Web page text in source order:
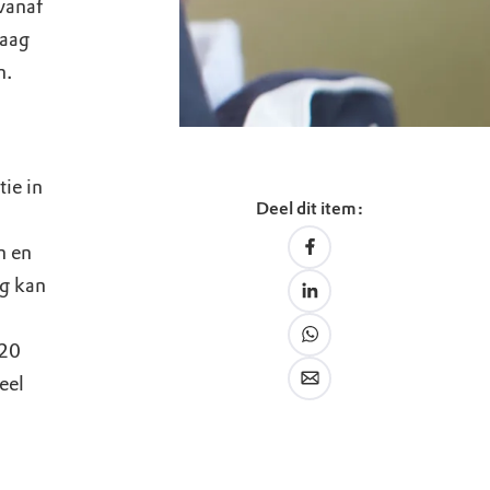
in
en
kan
Deel dit item: